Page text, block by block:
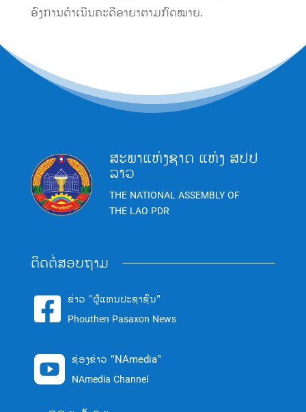
ອົງການດໍາເນີນຄະດີອາຍາຕາມກົດໝາຍ.
ສະພາແຫ່ງຊາດ ແຫ່ງ ສປປ
ລາວ
THE NATIONAL ASSEMBLY OF
THE LAO PDR
ຕິດຕໍ່ສອບຖາມ
 ຂ່າວ "ຜູ້ແທນປະຊາຊົນ"
Phouthen Pasaxon News
 ຊ່ອງຂ່າວ "NAmedia"
NAmedia Channel